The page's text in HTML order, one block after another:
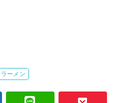
ラーメン